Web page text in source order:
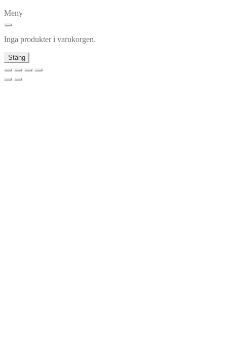
Meny
Inga produkter i varukorgen.
Stäng